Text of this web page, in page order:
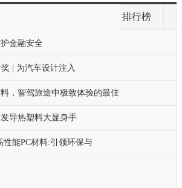
排行榜
金融安全
| 为汽车设计注入
，智驾旅途中极致体验的最佳
导热塑料大显身手
性能PC材料:引领环保与